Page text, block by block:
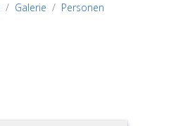
Galerie
Personen